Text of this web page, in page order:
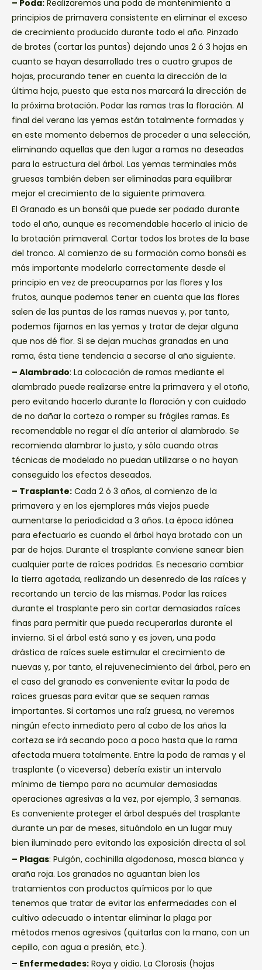
– Poda: Realizaremos una poda de mantenimiento a
principios de primavera consistente en eliminar el exceso
de crecimiento producido durante todo el año. Pinzado
de brotes (cortar las puntas) dejando unas 2 ó 3 hojas en
cuanto se hayan desarrollado tres o cuatro grupos de
hojas, procurando tener en cuenta la dirección de la
última hoja, puesto que esta nos marcará la dirección de
la próxima brotación. Podar las ramas tras la floración. Al
final del verano las yemas están totalmente formadas y
en este momento debemos de proceder a una selección,
eliminando aquellas que den lugar a ramas no deseadas
para la estructura del árbol. Las yemas terminales más
gruesas también deben ser eliminadas para equilibrar
mejor el crecimiento de la siguiente primavera.
El Granado es un bonsái que puede ser podado durante
todo el año, aunque es recomendable hacerlo al inicio de
la brotación primaveral. Cortar todos los brotes de la base
del tronco. Al comienzo de su formación como bonsái es
más importante modelarlo correctamente desde el
principio en vez de preocuparnos por las flores y los
frutos, aunque podemos tener en cuenta que las flores
salen de las puntas de las ramas nuevas y, por tanto,
podemos fijarnos en las yemas y tratar de dejar alguna
que nos dé flor. Si se dejan muchas granadas en una
rama, ésta tiene tendencia a secarse al año siguiente.
– Alambrado: La colocación de ramas mediante el
alambrado puede realizarse entre la primavera y el otoño,
pero evitando hacerlo durante la floración y con cuidado
de no dañar la corteza o romper su frágiles ramas. Es
recomendable no regar el día anterior al alambrado. Se
recomienda alambrar lo justo, y sólo cuando otras
técnicas de modelado no puedan utilizarse o no hayan
conseguido los efectos deseados.
– Trasplante: Cada 2 ó 3 años, al comienzo de la
primavera y en los ejemplares más viejos puede
aumentarse la periodicidad a 3 años. La época idónea
para efectuarlo es cuando el árbol haya brotado con un
par de hojas. Durante el trasplante conviene sanear bien
cualquier parte de raíces podridas. Es necesario cambiar
la tierra agotada, realizando un desenredo de las raíces y
recortando un tercio de las mismas. Podar las raíces
durante el trasplante pero sin cortar demasiadas raíces
finas para permitir que pueda recuperarlas durante el
invierno. Si el árbol está sano y es joven, una poda
drástica de raíces suele estimular el crecimiento de
nuevas y, por tanto, el rejuvenecimiento del árbol, pero en
el caso del granado es conveniente evitar la poda de
raíces gruesas para evitar que se sequen ramas
importantes. Si cortamos una raíz gruesa, no veremos
ningún efecto inmediato pero al cabo de los años la
corteza se irá secando poco a poco hasta que la rama
afectada muera totalmente. Entre la poda de ramas y el
trasplante (o viceversa) debería existir un intervalo
mínimo de tiempo para no acumular demasiadas
operaciones agresivas a la vez, por ejemplo, 3 semanas.
Es conveniente proteger el árbol después del trasplante
durante un par de meses, situándolo en un lugar muy
bien iluminado pero evitando las exposición directa al sol.
– Plagas: Pulgón, cochinilla algodonosa, mosca blanca y
araña roja. Los granados no aguantan bien los
tratamientos con productos químicos por lo que
tenemos que tratar de evitar las enfermedades con el
cultivo adecuado o intentar eliminar la plaga por
métodos menos agresivos (quitarlas con la mano, con un
cepillo, con agua a presión, etc.).
– Enfermedades: Roya y oidio. La Clorosis (hojas